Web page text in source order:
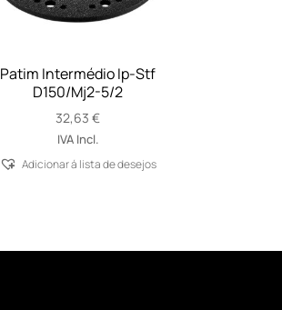
Patim Intermédio Ip-Stf
D150/Mj2-5/2
32,63€
IVA Incl.
Adicionar á lista de desejos